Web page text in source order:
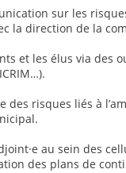
sur les
la direction de la
et les élus via des
des risques liés à
au sein des
des plans de